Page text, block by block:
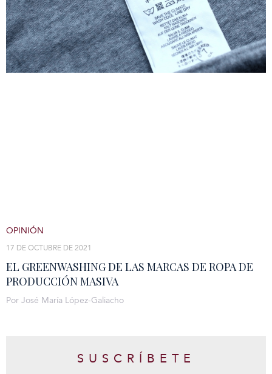
EL GREENWASHING DE LAS MARCAS DE ROPA DE
PRODUCCIÓN MASIVA
17 DE OCTUBRE DE 2021
OPINIÓN
Por José María López-Galiacho
SUSCRÍBETE